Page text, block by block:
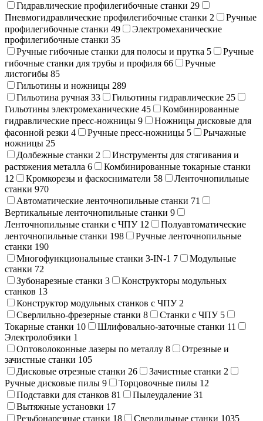
Гидравлические профилегибочные станки 29
Пневмогидравлические профилегибочные станки 2
Ручные
профилегибочные станки 49
Электромеханические
профилегибочные станки 35
Ручные гибочные станки для полосы и прутка 5
Ручные
гибочные станки для трубы и профиля 66
Ручные
листогибы 85
Гильотины и ножницы 289
Гильотина ручная 33 Гильотины гидравлические 25
Гильотины электромеханические 45
Комбинированные
гидравлические пресс-ножницы 9
Ножницы дисковые для
фасонной резки 4 Ручные пресс-ножницы 5
Рычажные
ножницы 25
Долбежные станки 2
Инструменты для стягивания и
растяжения металла 6
Комбинированные токарные станки
12
Кромкорезы и фаскосниматели 58
Ленточнопильные
станки 970
Автоматические ленточнопильные станки 71
Вертикальные ленточнопильные станки 9
Ленточнопильные станки с ЧПУ 12
Полуавтоматические
ленточнопильные станки 198
Ручные ленточнопильные
станки 190
Многофункциональные станки 3-IN-1 7
Модульные
станки 72
Зубонарезные станки 3
Конструкторы модульных
станков 13
Конструктор модульных станков с ЧПУ 2
Сверлильно-фрезерные станки 8 Станки с ЧПУ 5
Токарные станки 10 Шлифовально-заточные станки 11
Электролобзики 1
Оптоволоконные лазеры по металлу 8
Отрезные и
зачистные станки 105
Дисковые отрезные станки 26 Зачистные станки 2
Ручные дисковые пилы 9 Торцовочные пилы 12
Подставки для станков 81 Пылеудаление 31
Вытяжные установки 17
Резьбонарезные станки 18 Сверлильные станки 1035